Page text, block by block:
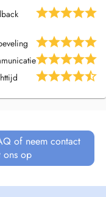
und
Dort wo es sinnvoll ist,
Netzwerks in
von Spezialisten,
die Qualität meiner
of neem contact
ons op